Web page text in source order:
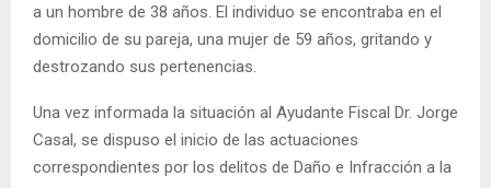
a un hombre de 38 años. El individuo se encontraba en el
domicilio de su pareja, una mujer de 59 años, gritando y
destrozando sus pertenencias.
Una vez informada la situación al Ayudante Fiscal Dr. Jorge
Casal, se dispuso el inicio de las actuaciones
correspondientes por los delitos de Daño e Infracción a la